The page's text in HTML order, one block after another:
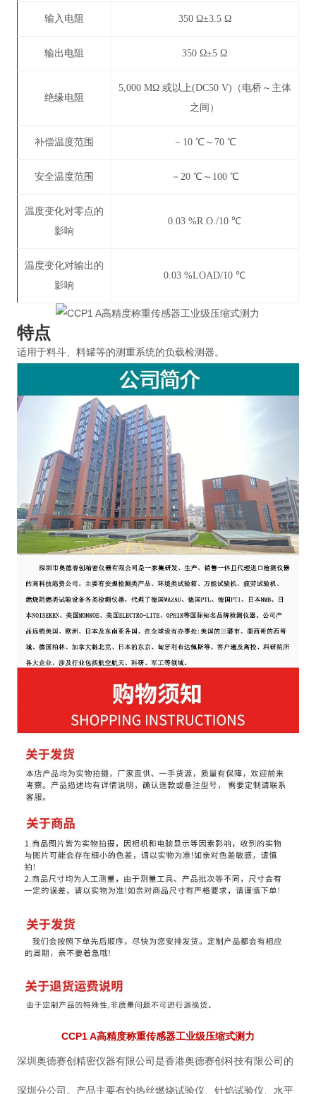
输入电阻 350 Ω±3.5 Ω
输出电阻 350 Ω±5 Ω
绝缘电阻
5,000 MΩ 或以上(DC50 V)（电桥～主体
之间）
补偿温度范围 －10 ℃～70 ℃
安全温度范围 －20 ℃～100 ℃
温度变化对零点的
影响
0.03 %R.O./10 ℃
温度变化对输出的
影响
0.03 %LOAD/10 ℃
特点
适用于料斗、料罐等的测重系统的负载检测器。
CCP1 A高精度称重传感器工业级压缩式测力
深圳奥德赛创精密仪器有限公司是香港奥德赛创科技有限公司的
深圳分公司。产品主要有灼热丝燃烧试验仪、针焰试验仪、水平